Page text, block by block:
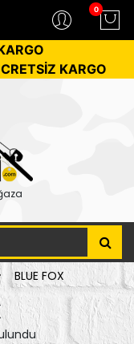
0
KARGO
BLUE FOX